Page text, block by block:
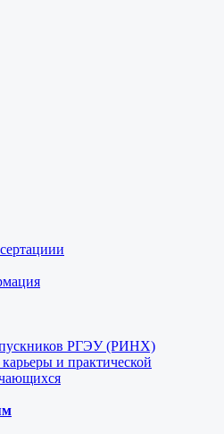
РГЭУ (РИНХ)
и практической